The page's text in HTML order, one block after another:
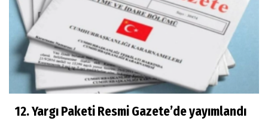
12. Yargı Paketi Resmi Gazete’de yayımlandı